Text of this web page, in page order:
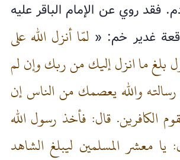
فقد روي عن الإمام الباقر عليه
غدير خم: « لمّا أنزل الله على
بلغ ما انزل إليك من ربك وإن لم
والله يعصمك من الناس إن
الكافرين. قال: فأخذ رسول الله
يا معشر المسلمين ليبلغ الشاهد